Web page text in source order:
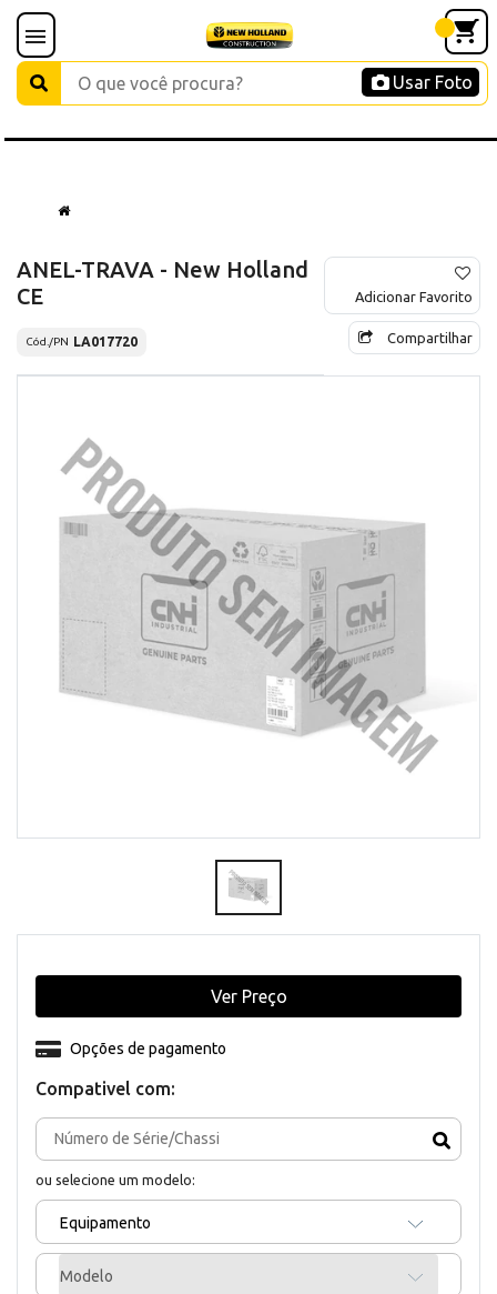
Usar Foto
ANEL-TRAVA - New Holland
CE
Cód./PN LA017720
Adicionar Favorito
Compartilhar
Compativel com:
ou selecione um modelo:
Equipamento
Modelo
Opções de pagamento
Ver Preço